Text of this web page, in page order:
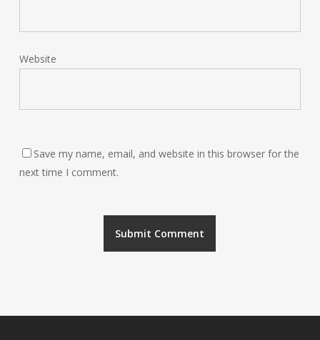
Website
Save my name, email, and website in this browser for the
next time I comment.